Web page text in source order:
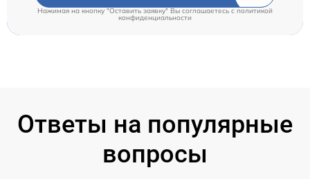
Нажимая на кнопку "Оставить заявку" Вы соглашаетесь cполитикой
конфиденциальности
Ответы на популярные
вопросы